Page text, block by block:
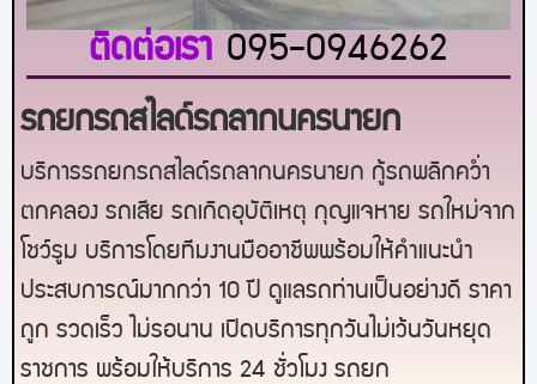
ติดต่อเรา 095-0946262
รถยกรถสไลด์รถลากนครนายก
บริการรถยกรถสไลด์รถลากนครนายก กู้รถพลิกคว่ำ
ตกคลอง รถเสีย รถเกิดอุบัติเหตุ กุญแจหาย รถใหม่จาก
โชว์รูม บริการโดยทีมงานมืออาชีพพร้อมให้คำแนะนำ
ประสบการณ์มากกว่า 10 ปี ดูแลรถท่านเป็นอย่างดี ราคา
ถูก รวดเร็ว ไม่รอนาน เปิดบริการทุกวันไม่เว้นวันหยุด
ราชการ พร้อมให้บริการ 24 ชั่วโมง รถยก